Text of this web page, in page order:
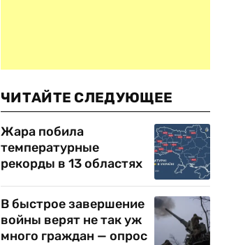
ЧИТАЙТЕ СЛЕДУЮЩЕЕ
Жара побила
температурные
рекорды в 13 областях
В быстрое завершение
войны верят не так уж
много граждан — опрос